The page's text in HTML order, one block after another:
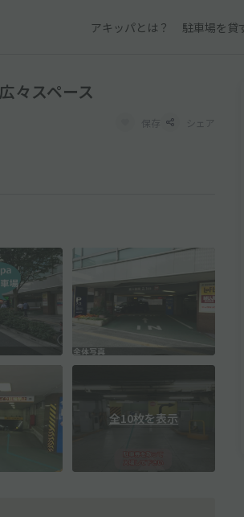
アキッパとは？ 駐車場を貸
々スペース
保存 シェア
全10枚を表示